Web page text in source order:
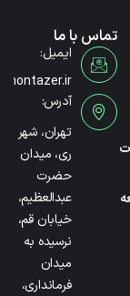
تماس با ما
ایمیل:
آدرس:
تهران، شهر
ری، میدان
حضرت
عبدالعظیم،
خیابان قم،
نرسیده به
میدان
فرمانداری،